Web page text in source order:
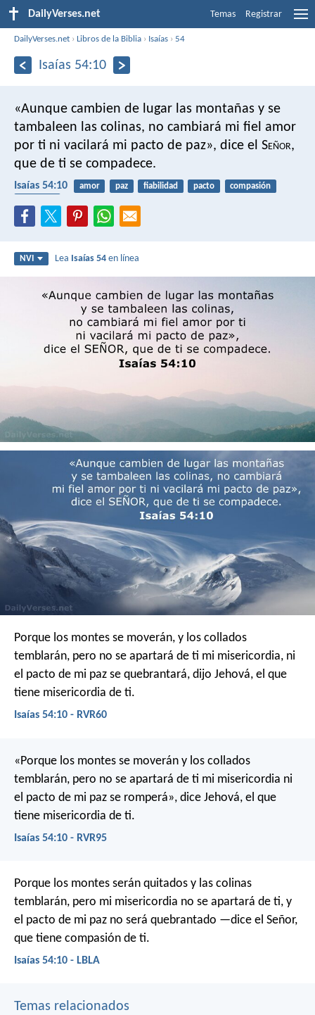
DailyVerses.net Temas Registrar
DailyVerses.net ›Libros de la Biblia › Isaías ›54
Isaías 54:10
«Aunque cambien de lugar las montañas y se
tambaleen las colinas, no cambiará mi fiel amor
por ti ni vacilará mi pacto de paz», dice el Señor,
que de ti se compadece.
Isaías 54:10 amor paz fiabilidad pacto
compasión
NVI Lea Isaías 54 en línea
Porque los montes se moverán, y los collados
temblarán, pero no se apartará de ti mi misericordia, ni
el pacto de mi paz se quebrantará, dijo Jehová, el que
tiene misericordia de ti.
Isaías 54:10 - RVR60
«Porque los montes se moverán y los collados
temblarán, pero no se apartará de ti mi misericordia ni
el pacto de mi paz se romperá», dice Jehová, el que
tiene misericordia de ti.
Isaías 54:10 - RVR95
Porque los montes serán quitados y las colinas
temblarán, pero mi misericordia no se apartará de ti, y
el pacto de mi paz no será quebrantado —dice el Señor,
que tiene compasión de ti.
Isaías 54:10 - LBLA
Temas relacionados